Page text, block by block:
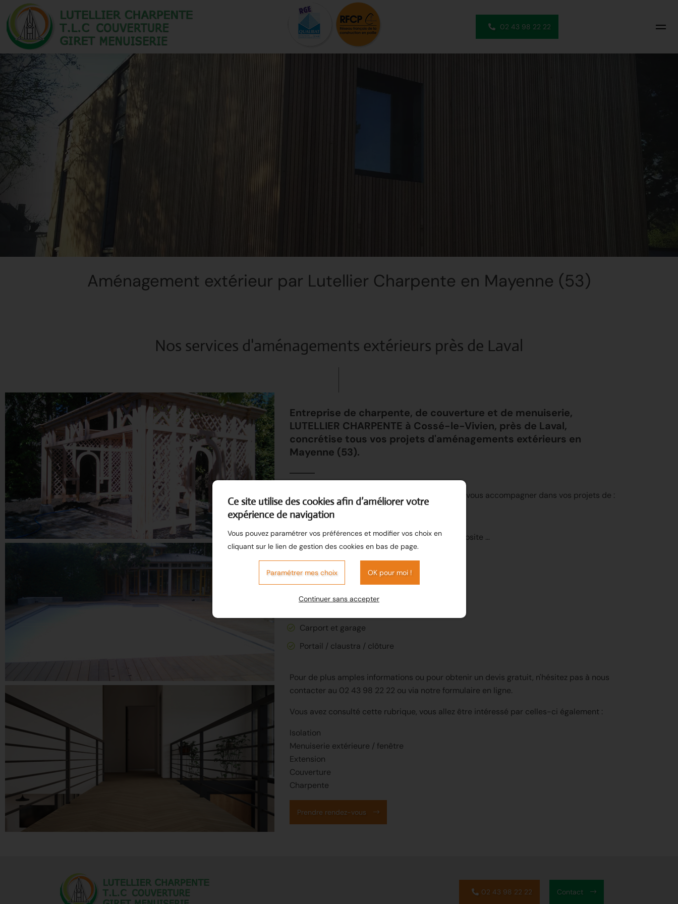
02 43 98 22 22
Aménagement extérieur par Lutellier Charpente en Mayenne (53)
Nos services d'aménagements extérieurs près de Laval
Entreprise de charpente, de couverture et de menuiserie,
LUTELLIER CHARPENTE à Cossé-le-Vivien, près de Laval,
concrétise tous vos projets d'aménagements extérieurs en
Mayenne (53).
L’ensemble de nos métiers nous permettent de vous accompagner dans vos projets de :
Pergola / pare-soleil
Terrasse bois exotique, traitée à cœur, composite …
Balcon
Carport et garage
Portail / claustra / clôture
Pour de plus amples informations ou pour obtenir un devis gratuit, n'hésitez pas à nous
contacter au 02 43 98 22 22 ou via notre formulaire en ligne.
Vous avez consulté cette rubrique, vous allez être intéressé par celles-ci également :
Isolation
Menuiserie extérieure / fenêtre
Extension
Couverture
Charpente
Prendre rendez-vous
02 43 98 22 22 Contact
Ce site utilise des cookies afin d’améliorer votre
expérience de navigation
Vous pouvez paramétrer vos préférences et modifier vos choix en
cliquant sur le lien de gestion des cookies en bas de page.
Paramétrer mes choix OK pour moi !
Continuer sans accepter